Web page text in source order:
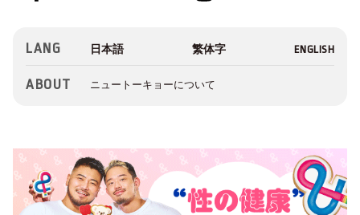
LANG
ABOUT ニュートーキョーについて